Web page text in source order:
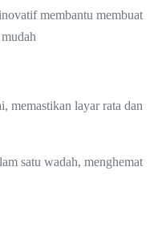
membantu membuat
memastikan layar rata dan
satu wadah, menghemat